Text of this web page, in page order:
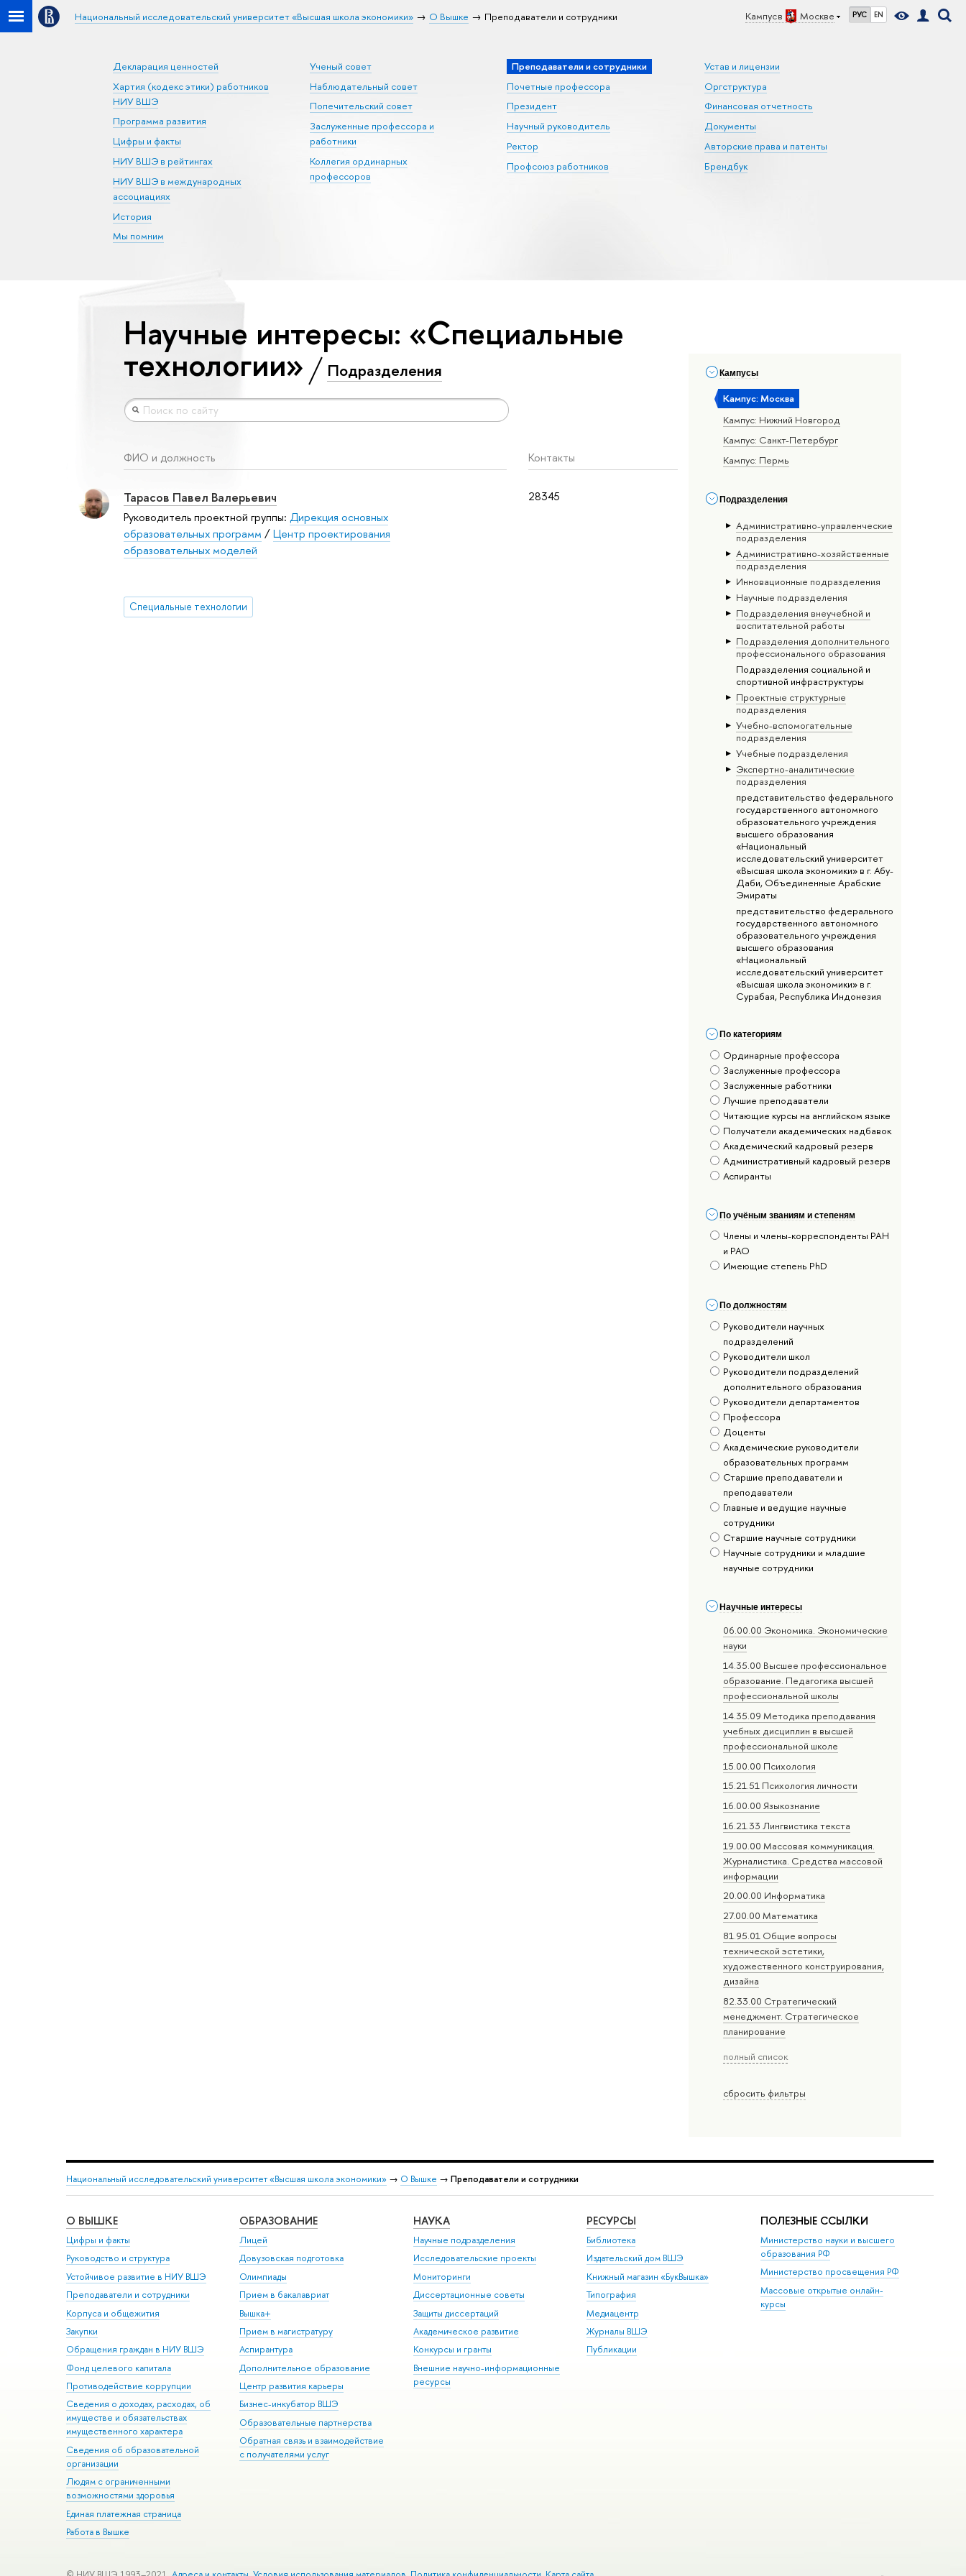
Кампус в Москве РУС EN
Национальный исследовательский университет «Высшая школа экономики» О Вышке Преподаватели и сотрудники
Декларация ценностей
Хартия (кодекс этики) работников
НИУ ВШЭ
Программа развития
Цифры и факты
НИУ ВШЭ в рейтингах
НИУ ВШЭ в международных
ассоциациях
История
Мы помним
Ученый совет
Наблюдательный совет
Попечительский совет
Заслуженные профессора и
работники
Коллегия ординарных
профессоров
Преподаватели и сотрудники
Почетные профессора
Президент
Научный руководитель
Ректор
Профсоюз работников
Устав и лицензии
Оргструктура
Финансовая отчетность
Документы
Авторские права и патенты
Брендбук
Кампусы
Кампус: Москва
Кампус: Нижний Новгород
Кампус: Санкт-Петербург
Кампус: Пермь
Подразделения
Административно-управленческие
подразделения
Административно-хозяйственные
подразделения
Инновационные подразделения
Научные подразделения
Подразделения внеучебной и
воспитательной работы
Подразделения дополнительного
профессионального образования
Подразделения социальной и
спортивной инфраструктуры
Проектные структурные
подразделения
Учебно-вспомогательные
подразделения
Учебные подразделения
Экспертно-аналитические
подразделения
представительство федерального
государственного автономного
образовательного учреждения
высшего образования
«Национальный
исследовательский университет
«Высшая школа экономики» в г. Абу-
Даби, Объединенные Арабские
Эмираты
представительство федерального
государственного автономного
образовательного учреждения
высшего образования
«Национальный
исследовательский университет
«Высшая школа экономики» в г.
Сурабая, Республика Индонезия
По категориям
Ординарные профессора
Заслуженные профессора
Заслуженные работники
Лучшие преподаватели
Читающие курсы на английском языке
Получатели академических надбавок
Академический кадровый резерв
Административный кадровый резерв
Аспиранты
По учёным званиям и степеням
Члены и члены-корреспонденты РАН
и РАО
Имеющие степень PhD
По должностям
Руководители научных
подразделений
Руководители школ
Руководители подразделений
дополнительного образования
Руководители департаментов
Профессора
Доценты
Академические руководители
образовательных программ
Старшие преподаватели и
преподаватели
Главные и ведущие научные
сотрудники
Старшие научные сотрудники
Научные сотрудники и младшие
научные сотрудники
Научные интересы
06.00.00 Экономика. Экономические
науки
14.35.00 Высшее профессиональное
образование. Педагогика высшей
профессиональной школы
14.35.09 Методика преподавания
учебных дисциплин в высшей
профессиональной школе
15.00.00 Психология
15.21.51 Психология личности
16.00.00 Языкознание
16.21.33 Лингвистика текста
19.00.00 Массовая коммуникация.
Журналистика. Средства массовой
информации
20.00.00 Информатика
27.00.00 Математика
81.95.01 Общие вопросы
технической эстетики,
художественного конструирования,
дизайна
82.33.00 Стратегический
менеджмент. Стратегическое
планирование
полный список
сбросить фильтры
Научные интересы: «Специальные
технологии» Подразделения
ФИО и должность Контакты
28345
Тарасов Павел Валерьевич
Руководитель проектной группы: Дирекция основных
образовательных программ /Центр проектирования
образовательных моделей
Специальные технологии
Национальный исследовательский университет «Высшая школа экономики» → О Вышке → Преподаватели и сотрудники
О ВЫШКЕ
Цифры и факты
Руководство и структура
Устойчивое развитие в НИУ ВШЭ
Преподаватели и сотрудники
Корпуса и общежития
Закупки
Обращения граждан в НИУ ВШЭ
Фонд целевого капитала
Противодействие коррупции
Сведения о доходах, расходах, об
имуществе и обязательствах
имущественного характера
Сведения об образовательной
организации
Людям с ограниченными
возможностями здоровья
Единая платежная страница
Работа в Вышке
ОБРАЗОВАНИЕ
Лицей
Довузовская подготовка
Олимпиады
Прием в бакалавриат
Вышка+
Прием в магистратуру
Аспирантура
Дополнительное образование
Центр развития карьеры
Бизнес-инкубатор ВШЭ
Образовательные партнерства
Обратная связь и взаимодействие
с получателями услуг
НАУКА
Научные подразделения
Исследовательские проекты
Мониторинги
Диссертационные советы
Защиты диссертаций
Академическое развитие
Конкурсы и гранты
Внешние научно-информационные
ресурсы
РЕСУРСЫ
Библиотека
Издательский дом ВШЭ
Книжный магазин «БукВышка»
Типография
Медиацентр
Журналы ВШЭ
Публикации
ПОЛЕЗНЫЕ ССЫЛКИ
Министерство науки и высшего
образования РФ
Министерство просвещения РФ
Массовые открытые онлайн-
курсы